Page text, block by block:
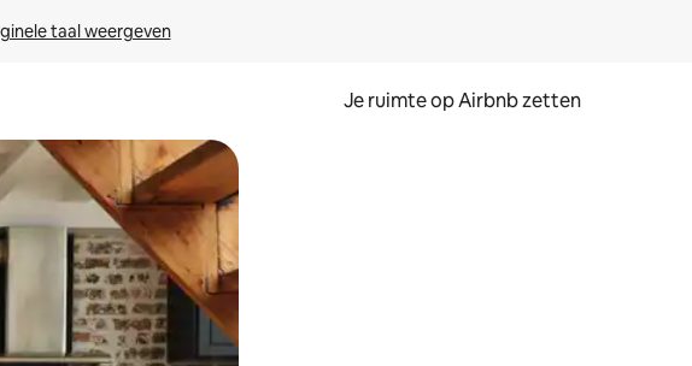
taal weergeven
Je ruimte op Airbnb zetten